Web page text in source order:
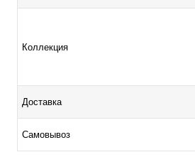
Коллекция
Доставка
Самовывоз